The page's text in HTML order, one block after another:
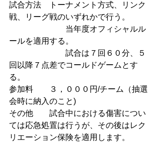
試合方法　トーナメント方式、リンク
戦、リーグ戦のいずれかで行う。
当年度オフィシャルル
ールを適用する。
試合は７回６０分、５
回以降７点差でコールドゲームとす
る。
参加料　　３，０００円/チーム（抽選
会時に納入のこと)
その他　　試合中における傷害につい
ては応急処置は行うが、その後はレク
リエーション保険を適用します。